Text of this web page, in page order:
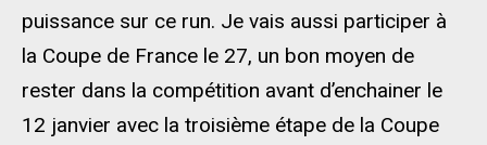
puissance sur ce run. Je vais aussi participer à
la Coupe de France le 27, un bon moyen de
rester dans la compétition avant d’enchainer le
12 janvier avec la troisième étape de la Coupe